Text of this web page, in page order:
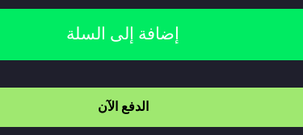
إضافة إلى السلة
الدفع الآن